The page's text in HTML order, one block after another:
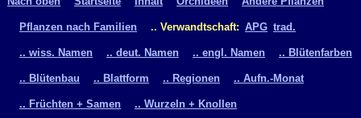
Pflanzen nach Familien .. Verwandtschaft: APG trad.
.. wiss. Namen .. deut. Namen .. engl. Namen .. Blütenfarben
.. Blütenbau .. Blattform .. Regionen .. Aufn.-Monat
.. Früchten + Samen .. Wurzeln + Knollen